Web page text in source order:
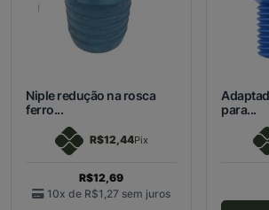
Niple redução na rosca
ferro...
R$12,44Pix
R$12,69
10x de R$1,27 sem juros
para...